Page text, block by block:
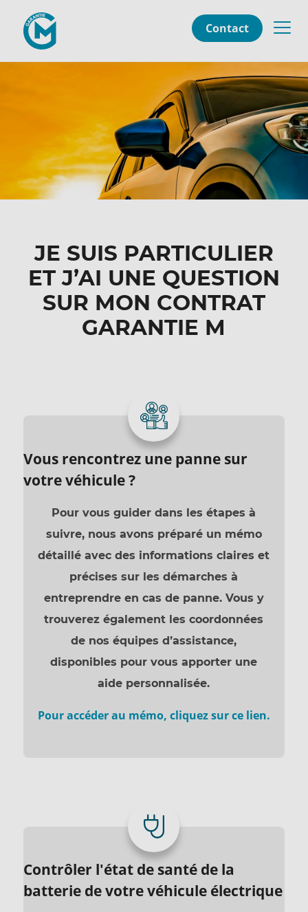
Contact
JE SUIS PARTICULIER
ET J’AI UNE QUESTION
SUR MON CONTRAT
GARANTIE M
Vous rencontrez une panne sur
votre véhicule ?
Pour vous guider dans les étapes à
suivre, nous avons préparé un mémo
détaillé avec des informations claires et
précises sur les démarches à
entreprendre en cas de panne. Vous y
trouverez également les coordonnées
de nos équipes d’assistance,
disponibles pour vous apporter une
aide personnalisée.
Pour accéder au mémo, cliquez sur ce lien.
Contrôler l'état de santé de la
batterie de votre véhicule électrique